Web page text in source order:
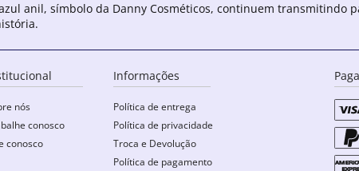
anil, símbolo da Danny Cosméticos, continuem transmitindo
nós
conosco
conosco
Informações
Política de entrega
Política de privacidade
Troca e Devolução
Política de pagamento